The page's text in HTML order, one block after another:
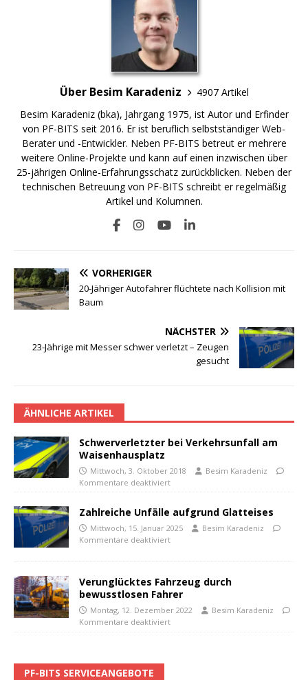
Über Besim Karadeniz
4907 Artikel
Besim Karadeniz (bka), Jahrgang 1975, ist Autor und Erfinder
von PF-BITS seit 2016. Er ist beruflich selbstständiger Web-
Berater und -Entwickler. Neben PF-BITS betreut er mehrere
weitere Online-Projekte und kann auf einen inzwischen über
25-jährigen Online-Erfahrungsschatz zurückblicken. Neben der
technischen Betreuung von PF-BITS schreibt er regelmäßig
Artikel und Kolumnen.
VORHERIGER
20-Jähriger Autofahrer flüchtete nach Kollision mit
Baum
NÄCHSTER
23-Jährige mit Messer schwer verletzt – Zeugen
gesucht
ÄHNLICHE ARTIKEL
Schwerverletzter bei Verkehrsunfall am
Waisenhausplatz
Mittwoch, 3. Oktober 2018
Besim Karadeniz
Kommentare deaktiviert
Zahlreiche Unfälle aufgrund Glatteises
Mittwoch, 15. Januar 2025
Besim Karadeniz
Kommentare deaktiviert
Verunglücktes Fahrzeug durch
bewusstlosen Fahrer
Montag, 12. Dezember 2022
Besim Karadeniz
Kommentare deaktiviert
PF-BITS SERVICEANGEBOTE